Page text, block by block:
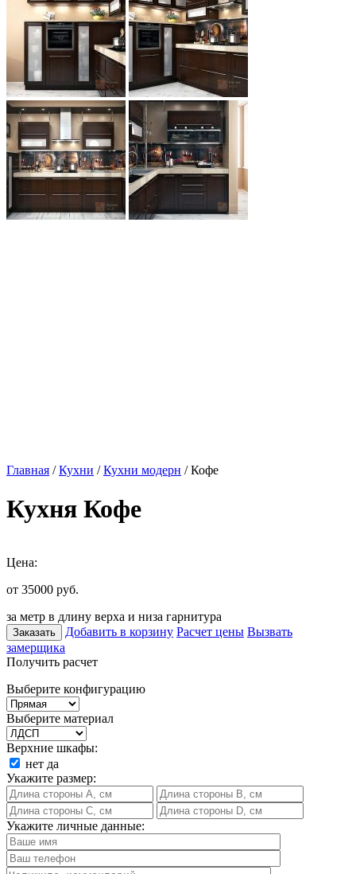
Главная /Кухни /Кухни модерн / Кофе
Кухня Кофе
Цена:
от 35000 руб.
за метр в длину верха и низа гарнитура
Заказать Добавить в корзину Расчет цены Вызвать
замерщика
Получить расчет
Выберите конфигурацию
Выберите материал
Верхние шкафы:
нет да
Укажите размер:
Укажите личные данные: